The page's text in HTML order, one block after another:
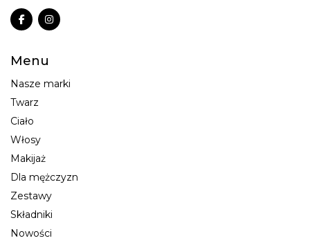
Menu
Nasze marki
Twarz
Ciało
Włosy
Makijaż
Dla mężczyzn
Zestawy
Składniki
Nowości